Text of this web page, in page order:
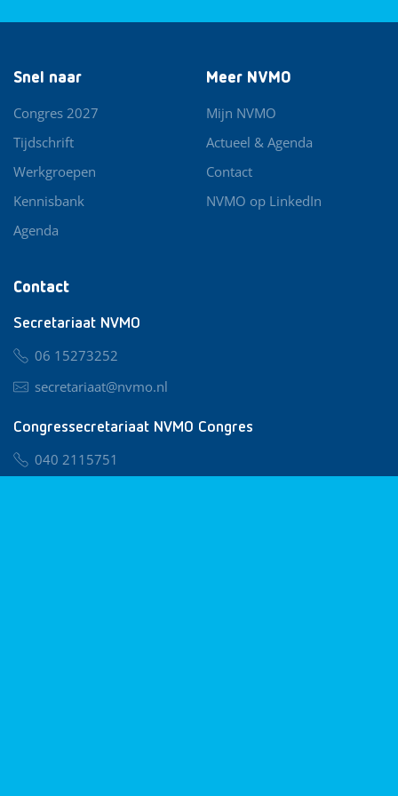
Contact
Secretariaat NVMO
06 15273252
secretariaat@nvmo.nl
Congressecretariaat NVMO Congres
040 2115751
Snel naar
Congres 2027
Tijdschrift
Werkgroepen
Kennisbank
Agenda
Meer NVMO
Mijn NVMO
Actueel & Agenda
Contact
NVMO op LinkedIn